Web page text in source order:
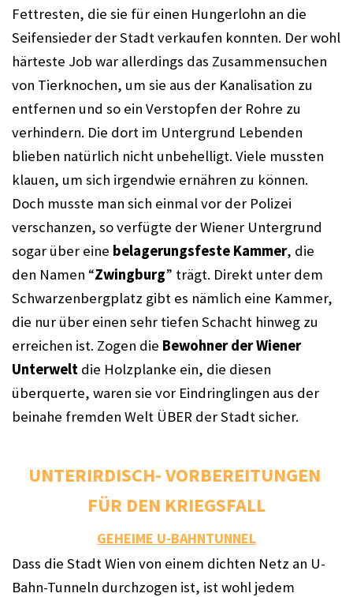
Fettresten, die sie für einen Hungerlohn an die
Seifensieder der Stadt verkaufen konnten. Der wohl
härteste Job war allerdings das Zusammensuchen
von Tierknochen, um sie aus der Kanalisation zu
entfernen und so ein Verstopfen der Rohre zu
verhindern. Die dort im Untergrund Lebenden
blieben natürlich nicht unbehelligt. Viele mussten
klauen, um sich irgendwie ernähren zu können.
Doch musste man sich einmal vor der Polizei
verschanzen, so verfügte der Wiener Untergrund
sogar über eine belagerungsfeste Kammer, die
den Namen “Zwingburg” trägt. Direkt unter dem
Schwarzenbergplatz gibt es nämlich eine Kammer,
die nur über einen sehr tiefen Schacht hinweg zu
erreichen ist. Zogen die Bewohner der Wiener
Unterwelt die Holzplanke ein, die diesen
überquerte, waren sie vor Eindringlingen aus der
beinahe fremden Welt ÜBER der Stadt sicher.
UNTERIRDISCH- VORBEREITUNGEN
FÜR DEN KRIEGSFALL
GEHEIME U-BAHNTUNNEL
Dass die Stadt Wien von einem dichten Netz an U-
Bahn-Tunneln durchzogen ist, ist wohl jedem